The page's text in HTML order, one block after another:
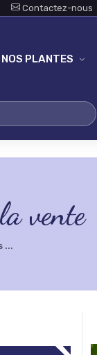
Contactez-nous
NOS PLANTES
vente
...